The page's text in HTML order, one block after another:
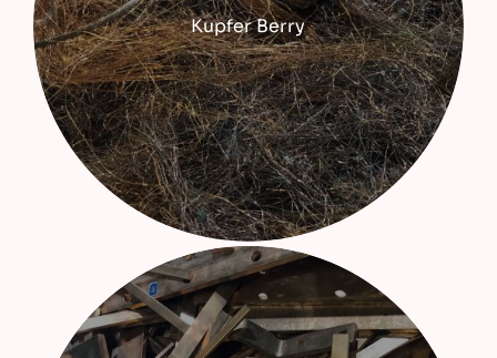
Kupfer Berry